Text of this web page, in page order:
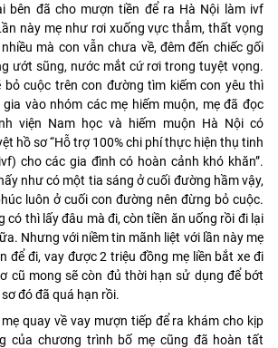
bên đã cho mượn tiền để ra Hà Nội làm ivf
này mẹ như rơi xuống vực thẳm, thất vọng
mà con vẫn chưa về, đêm đến chiếc gối
ướt sũng, nước mắt cứ rơi trong tuyệt vọng.
bỏ cuộc trên con đường tìm kiếm con yêu thì
vào nhóm các mẹ hiếm muộn, mẹ đã đọc
viện Nam học và hiếm muộn Hà Nội có
hồ sơ “Hỗ trợ 100% chi phí thực hiện thụ tinh
cho các gia đình có hoàn cảnh khó khăn”.
như có một tia sáng ở cuối đường hầm vậy,
luôn ở cuối con đường nên đừng bỏ cuộc.
có thì lấy đâu mà đi, còn tiền ăn uống rồi đi lại
Nhưng với niềm tin mãnh liệt với lần này mẹ
để đi, vay được 2 triệu đồng mẹ liền bắt xe đi
cũ mong sẽ còn đủ thời hạn sử dụng để bớt
đó đã quá hạn rồi.
quay về vay mượn tiếp để ra khám cho kịp
của chương trình bố mẹ cũng đã hoàn tất